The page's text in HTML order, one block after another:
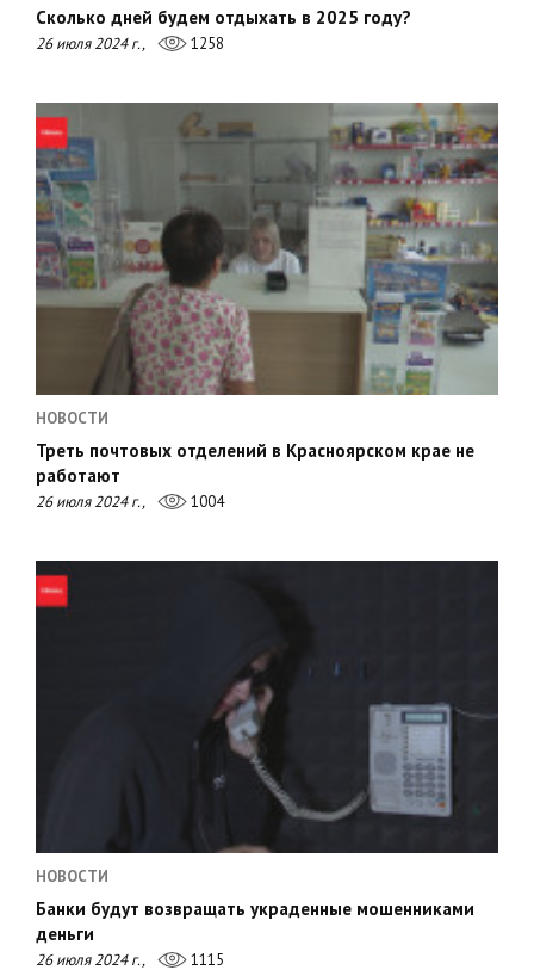
Сколько дней будем отдыхать в 2025 году?
26 июля 2024 г., 1258
НОВОСТИ
Треть почтовых отделений в Красноярском крае не
работают
26 июля 2024 г., 1004
НОВОСТИ
Банки будут возвращать украденные мошенниками
деньги
26 июля 2024 г., 1115